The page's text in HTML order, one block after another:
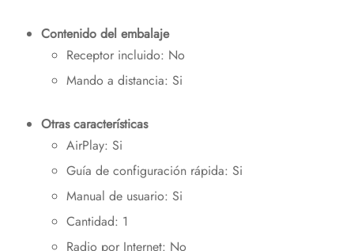
Contenido del embalaje
Receptor incluido: No
Mando a distancia: Si
Otras características
AirPlay: Si
Guía de configuración rápida: Si
Manual de usuario: Si
Cantidad: 1
Radio por Internet: No